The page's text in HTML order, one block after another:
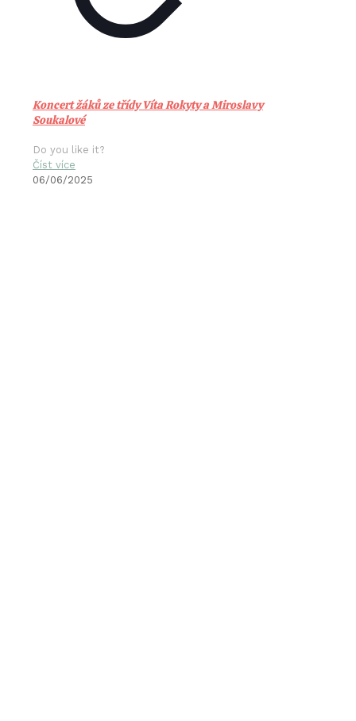
Koncert žáků ze třídy Víta Rokyty a Miroslavy
Soukalové
Do you like it?
Číst více
06/06/2025